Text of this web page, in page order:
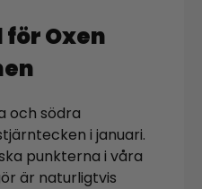
Oxen
och södra
i januari.
punkterna i våra
är naturligtvis